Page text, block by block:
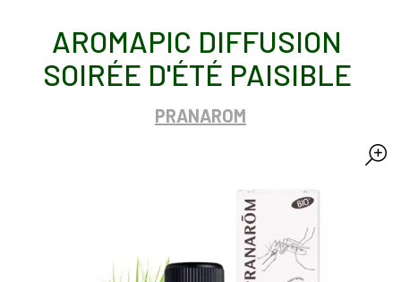
AROMAPIC DIFFUSION
SOIRÉE D'ÉTÉ PAISIBLE
PRANAROM